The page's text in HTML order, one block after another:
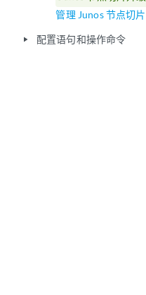
管理 Junos 节点切片
play_arrow 配置语句和操作命令